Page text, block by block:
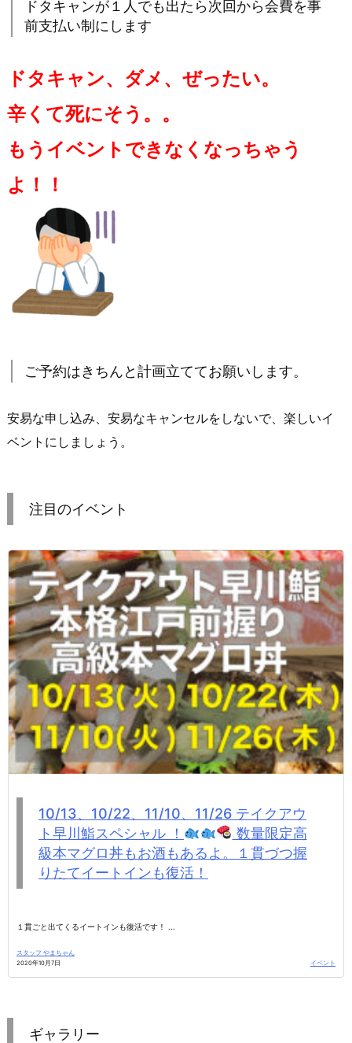
ドタキャンが１人でも出たら次回から会費を事
前支払い制にします
ドタキャン、ダメ、ぜったい。
辛くて死にそう。。
もうイベントできなくなっちゃう
よ！！
ご予約はきちんと計画立ててお願いします。
安易な申し込み、安易なキャンセルをしないで、楽しいイ
ベントにしましょう。
注目のイベント
13、10/22、11/10、11/26 テイクアウ
川鮨スペシャル ！
数量限定高
マグロ丼もお酒もあるよ。１貫づつ握
てイートインも復活！
てくるイートインも復活です！ ...
ちゃん
2020年9月13
ギャラリー